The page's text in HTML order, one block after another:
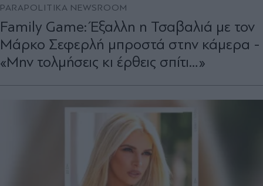
PARAPOLITIKA NEWSROOM
Family Game: Έξαλλη η Τσαβαλιά με τον
Μάρκο Σεφερλή μπροστά στην κάμερα -
«Μην τολμήσεις κι έρθεις σπίτι…»